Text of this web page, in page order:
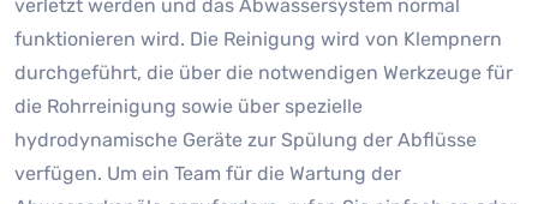
verletzt werden und das Abwassersystem normal
funktionieren wird. Die Reinigung wird von Klempnern
durchgeführt, die über die notwendigen Werkzeuge für
die Rohrreinigung sowie über spezielle
hydrodynamische Geräte zur Spülung der Abflüsse
verfügen. Um ein Team für die Wartung der